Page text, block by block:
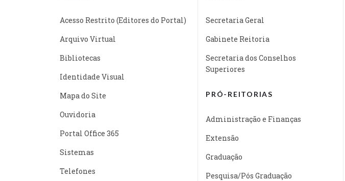
Acesso Restrito (Editores do Portal)
Arquivo Virtual
Bibliotecas
Identidade Visual
Mapa do Site
Ouvidoria
Portal Office 365
Sistemas
Telefones
Secretaria Geral
Gabinete Reitoria
Secretaria dos Conselhos
Superiores
PRÓ-REITORIAS
Administração e Finanças
Extensão
Graduação
Pesquisa/Pós Graduação